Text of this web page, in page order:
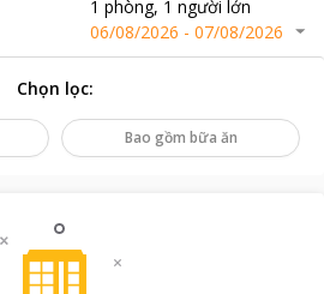
1 phòng, 1 người lớn
06/08/2026 - 07/08/2026
Chọn lọc:
Bao gồm bữa ăn